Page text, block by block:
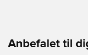
Anbefalet til